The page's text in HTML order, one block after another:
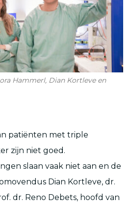
Hammerl, Dian Kortleve en
patiënten met triple
zijn niet goed.
slaan vaak niet aan en de
Dian Kortleve, dr.
dr. Reno Debets, hoofd van